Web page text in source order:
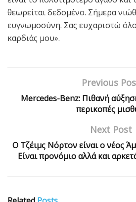
θεωρείται δεδομένο. Σήμερα
ευγνωμοσύνη. Σας ευχαριστώ
καρδιάς μου».
Previous
Mercedes-Benz: Πιθανή
περικοπές
Next Post
Ο Τζέιμς Νόρτον είναι ο νέος
Είναι προνόμιο αλλά και